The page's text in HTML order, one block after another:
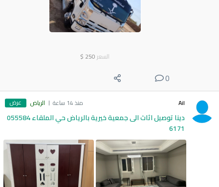
السعر 250
$
0
Ail منذ 14 ساعة الرياض عرض
دينا توصيل اثاث الى جمعية خيرية بالرياض حي الملقاء 055584
6171